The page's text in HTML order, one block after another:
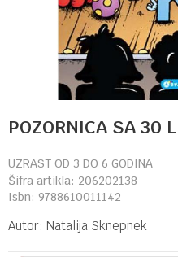
POZORNICA SA 30
UZRAST OD 3 DO 6 GODINA
Šifra artikla: 206202138
Isbn: 9788610011142
Autor: Natalija Sknepnek